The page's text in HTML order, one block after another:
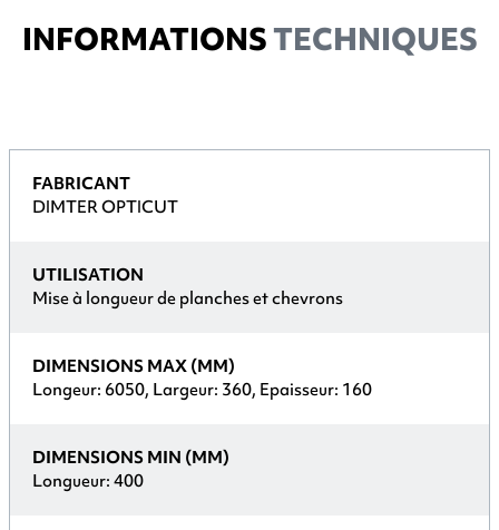
INFORMATIONSTECHNIQUES
FABRICANT
DIMTER OPTICUT
UTILISATION
Mise à longueur de planches et chevrons
DIMENSIONS MAX (MM)
Longeur: 6050, Largeur: 360, Epaisseur: 160
DIMENSIONS MIN (MM)
Longueur: 400